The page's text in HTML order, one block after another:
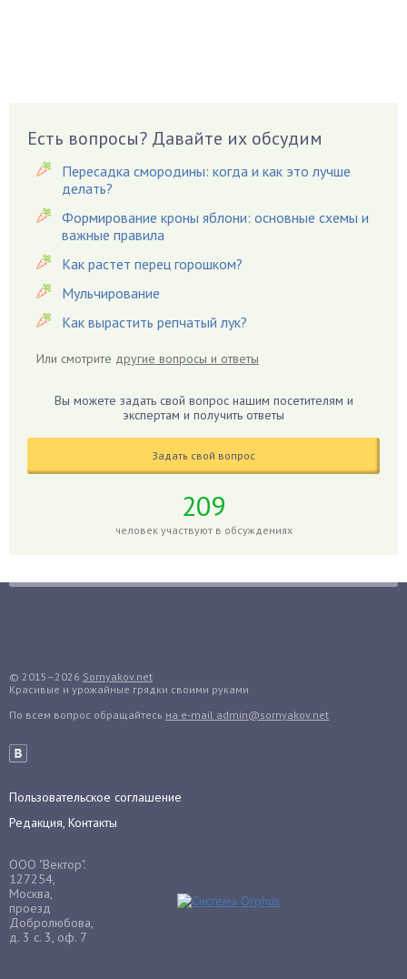
Вешенки
Виноград
Вредители
Гардения
Гацания
Гвоздики
Георгины
Гиацинт
Гладиолусы
Гранат
Грядки
Гуава
Декабрист
Дельфиниум
Денежное дерево
Диффенбахия
Драцена
Дыня
Есть вопросы? Давайте их обсудим
Пересадка смородины: когда и как это лучше
делать?
Формирование кроны яблони: основные схемы и
важные правила
Как растет перец горошком?
Мульчирование
Как вырастить репчатый лук?
Или смотрите другие вопросы и ответы
Вы можете задать свой вопрос нашим посетителям и
экспертам и получить ответы
Задать свой вопрос
209
человек участвуют в обсуждениях
© 2015–2026 Sornyakov.net
Красивые и урожайные грядки своими руками
По всем вопрос обращайтесь на e-mail admin@sornyakov.net
Пользовательское соглашение
Редакция, Контакты
ООО "Вектор".
127254,
Москва,
проезд
Добролюбова,
д. 3 с. 3, оф. 7